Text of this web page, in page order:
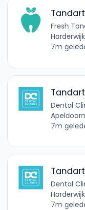
Fresh
7m
Dental
7m
Dental
7m